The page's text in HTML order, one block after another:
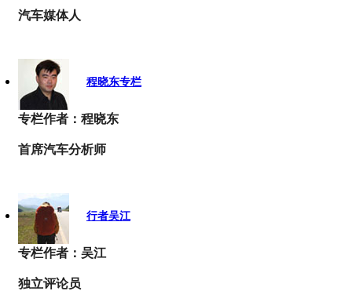
汽车媒体人
程晓东专栏
专栏作者：程晓东
首席汽车分析师
行者吴江
专栏作者：吴江
独立评论员